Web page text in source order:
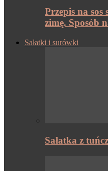
Przepis na
zimę. Sposób
Sałatki i surówki
Sałatka z